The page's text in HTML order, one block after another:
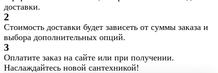
доставки.
2
Стоимость доставки будет зависеть от суммы заказа и
выбора дополнительных опций.
3
Оплатите заказ на сайте или при получении.
Наслаждайтесь новой сантехникой!